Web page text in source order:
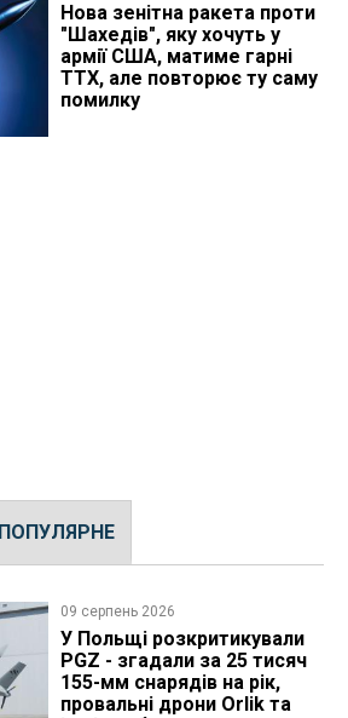
Нова зенітна ракета проти
"Шахедів", яку хочуть у
армії США, матиме гарні
ТТХ, але повторює ту саму
помилку
ПОПУЛЯРНЕ
09 серпень 2026
У Польщі розкритикували
PGZ - згадали за 25 тисяч
155-мм снарядів на рік,
провальні дрони Orlik та